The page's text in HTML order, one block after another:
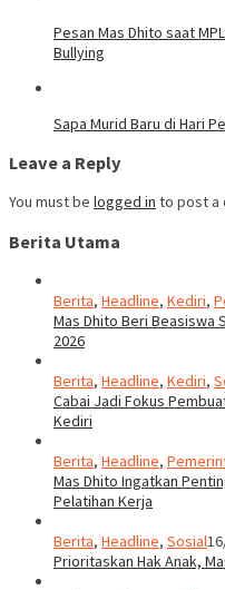
Pesan Mas Dhito saat
Bullying
Sapa Murid Baru di Hari
Leave a Reply
You must be logged in to post a
Berita Utama
Berita, Headline, Kediri,
Mas Dhito Beri Beasiswa
2026
Berita, Headline, Kediri,
Cabai Jadi Fokus
Kediri
Berita, Headline,
Mas Dhito Ingatkan
Pelatihan Kerja
Berita, Headline, Sosial
Prioritaskan Hak Anak,